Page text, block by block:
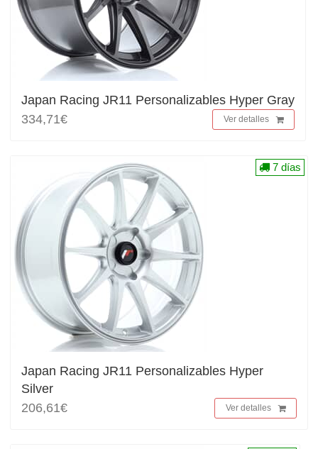
Japan Racing JR11 Personalizables Hyper Gray
334,71€
Ver detalles
Japan Racing JR11 Personalizables Hyper
Silver
206,61€
Ver detalles
7 días